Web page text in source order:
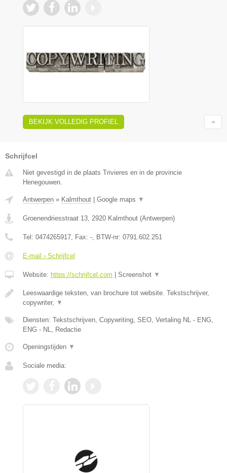
BEKIJK VOLLEDIG PROFIEL
Schrijfcel
Niet gevestigd in de plaats Trivieres en in de provincie
Henegouwen.
Antwerpen » Kalmthout Google maps ▼
Groenendriesstraat 13 2920 Kalmthout (Antwerpen)
Tel: 0474265917 , Fax: - , BTW-nr: 0791.602.251
E-mail › Schrijfcel
Website: https://schrijfcel.com Screenshot ▼
Leeswaardige teksten, van brochure tot website. Tekstschrijver,
copywriter,
▼
Diensten: Tekstschrijven, Copywriting, SEO, Vertaling NL - ENG,
ENG - NL, Redactie
Openingstijden ▼
Sociale media: